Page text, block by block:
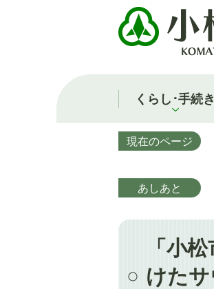
くらし･手続き
現在のページ
あしあと
「小
けた